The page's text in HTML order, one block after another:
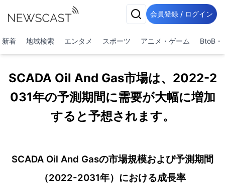
会員登録 / ログイン
新着 地域検索 エンタメ スポーツ アニメ・ゲーム BtoB・
SCADA Oil And Gas市場は、2022-2
031年の予測期間に需要が大幅に増加
すると予想されます。
SCADA Oil And Gasの市場規模および予測期間
（2022-2031年）における成長率